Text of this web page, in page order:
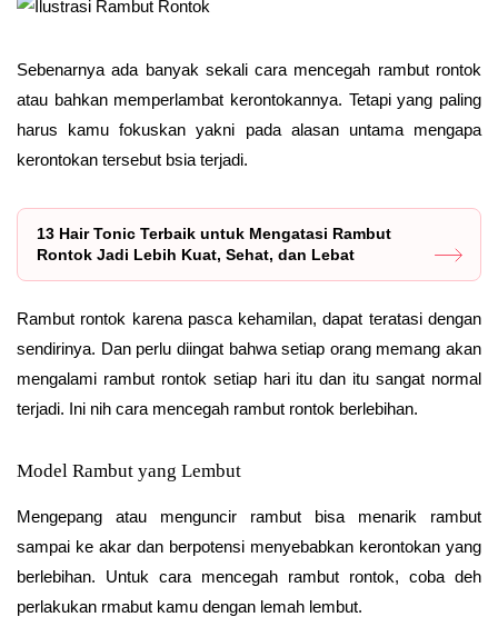
Sebenarnya ada banyak sekali cara mencegah rambut rontok
atau bahkan memperlambat kerontokannya. Tetapi yang paling
harus kamu fokuskan yakni pada alasan untama mengapa
kerontokan tersebut bsia terjadi.
13 Hair Tonic Terbaik untuk Mengatasi Rambut
Rontok Jadi Lebih Kuat, Sehat, dan Lebat
Rambut rontok karena pasca kehamilan, dapat teratasi dengan
sendirinya. Dan perlu diingat bahwa setiap orang memang akan
mengalami rambut rontok setiap hari itu dan itu sangat normal
terjadi. Ini nih cara mencegah rambut rontok berlebihan.
Model Rambut yang Lembut
Mengepang atau menguncir rambut bisa menarik rambut
sampai ke akar dan berpotensi menyebabkan kerontokan yang
berlebihan. Untuk cara mencegah rambut rontok, coba deh
perlakukan rmabut kamu dengan lemah lembut.